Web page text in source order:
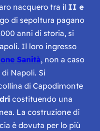
nacquero tra il II e
di sepoltura pagano
anni di storia, si
Il loro ingresso
Sanità, non a caso
Napoli. Si
di Capodimonte
costituendo una
La costruzione di
è dovuta per lo più